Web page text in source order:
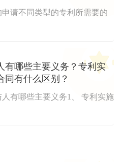
请不同类型的专利所需要的
有哪些主要义务？专利实
同有什么区别？
有哪些主要义务1、 专利实施